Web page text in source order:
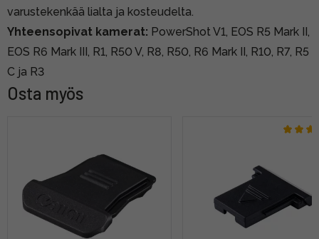
varustekenkää lialta ja kosteudelta.
Yhteensopivat kamerat: PowerShot V1, EOS R5 Mark II,
EOS R6 Mark III, R1, R50 V, R8, R50, R6 Mark II, R10, R7, R5
C ja R3
Osta myös